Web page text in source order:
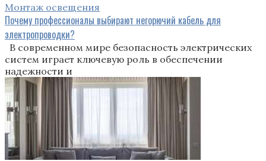
Монтаж освещения
Почему профессионалы выбирают негорючий кабель для
электропроводки?
В современном мире безопасность электрических
систем играет ключевую роль в обеспечении
надежности и